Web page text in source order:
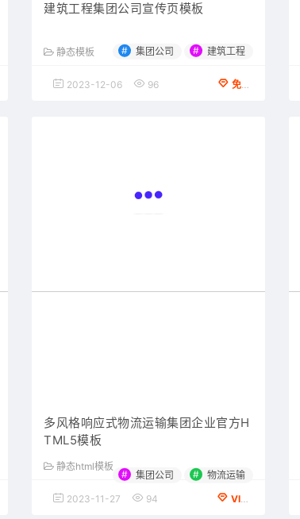
建筑工程集团公司宣传页模板
静态模板 # 集团公司 # 建筑工程
2023-12-06 96 免费下载
多风格响应式物流运输集团企业官方H
TML5模板
静态html模板
# 集团公司 # 物流运输
2023-11-27 94 VIP会员专享